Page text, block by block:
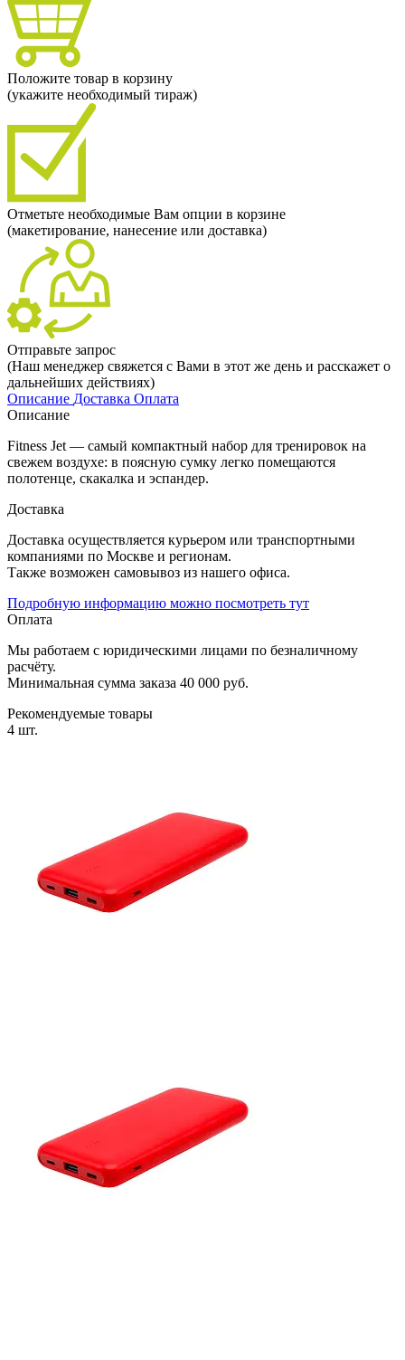
Положите товар в корзину
(укажите необходимый тираж)
Отметьте необходимые Вам опции в корзине
(макетирование, нанесение или доставка)
Отправьте запрос
(Наш менеджер свяжется с Вами в этот же день и расскажет о
дальнейших действиях)
Описание Доставка Оплата
Описание
Fitness Jet — самый компактный набор для тренировок на
свежем воздухе: в поясную сумку легко помещаются
полотенце, скакалка и эспандер.
Доставка
Доставка осуществляется курьером или транспортными
компаниями по Москве и регионам.
Также возможен самовывоз из нашего офиса.
Подробную информацию можно посмотреть тут
Оплата
Мы работаем с юридическими лицами по безналичному
расчёту.
Минимальная сумма заказа 40 000 руб.
Рекомендуемые товары
4 шт.